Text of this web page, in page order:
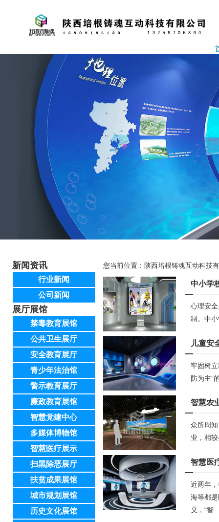
您当前位置： 陕西培根铸魂互动科技
新闻资讯
行业新闻
公司新闻
展厅展馆
禁毒教育展馆
公共卫生展厅
安全教育展厅
青少年法治馆
警示教育展厅
廉政教育展馆
智慧党建中心
多媒体博物馆
智慧医疗展示
扫黑除恶展厅
扶贫成果展馆
城市规划展馆
历史文化展馆
中小学
心理安
制。中
儿童安
牢固树
防为主”
智慧农
众所周
业，相
智慧医
近两年
海等都
义，“智